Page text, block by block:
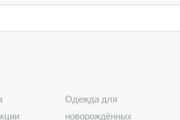
Одежда для
новорождённых